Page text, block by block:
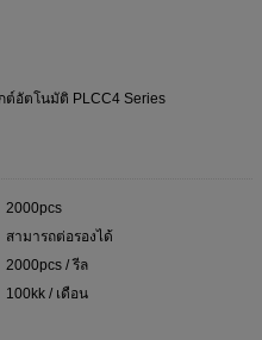
ต์อัตโนมัติ PLCC4 Series
2000pcs
สามารถต่อรองได้
2000pcs / รีล
100kk / เดือน